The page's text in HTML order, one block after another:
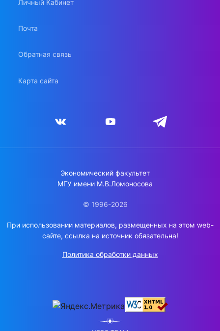
Личный Кабинет
Почта
Обратная связь
Карта сайта
Экономический факультет
МГУ имени М.В.Ломоносова
© 1996-2026
При использовании материалов, размещенных на этом web-
сайте, ссылка на источник обязательна!
Политика обработки данных